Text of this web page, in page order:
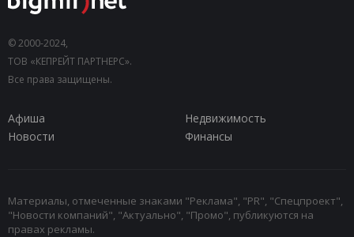
© 2000-2024,
ТОВ «КЕПРЕЙТ ПАРТНЕРС».
Все права защищены.
Афиша
Недвижимость
Новости
Финансы
Материалы, отмеченные знаками "Реклама", "PR", "Спецпроект",
"Новости компаний", "Актуально", "Промо", публикуются на
правах рекламы.